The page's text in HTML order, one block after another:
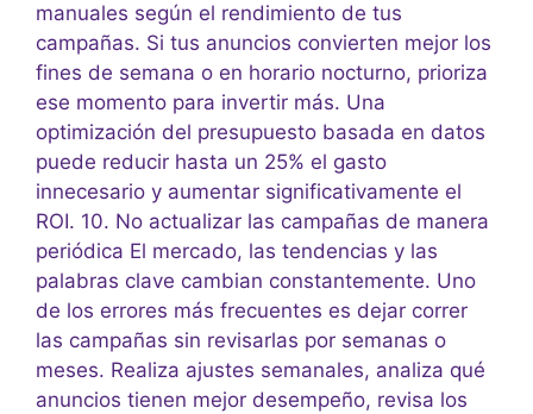
manuales según el rendimiento de tus
campañas. Si tus anuncios convierten mejor los
fines de semana o en horario nocturno, prioriza
ese momento para invertir más. Una
optimización del presupuesto basada en datos
puede reducir hasta un 25% el gasto
innecesario y aumentar significativamente el
ROI. 10. No actualizar las campañas de manera
periódica El mercado, las tendencias y las
palabras clave cambian constantemente. Uno
de los errores más frecuentes es dejar correr
las campañas sin revisarlas por semanas o
meses. Realiza ajustes semanales, analiza qué
anuncios tienen mejor desempeño, revisa los